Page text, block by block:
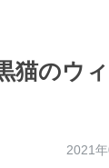
猫のウ
2021